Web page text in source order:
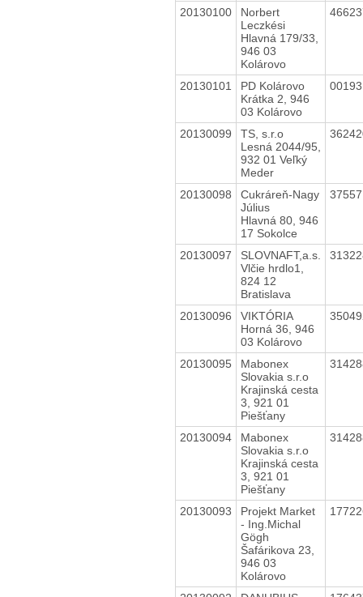
20130100
Norbert
Leczkési
Hlavná 179/33,
946 03
Kolárovo
20130101
PD Kolárovo
Krátka 2, 946
03 Kolárovo
20130099
TS, s.r.o
Lesná 2044/95,
932 01 Veľký
Meder
20130098
Cukráreň-Nagy
Július
Hlavná 80, 946
17 Sokolce
20130097
SLOVNAFT,a.s.
Vlčie hrdlo1,
824 12
Bratislava
20130096
VIKTÓRIA
Horná 36, 946
03 Kolárovo
20130095
Mabonex
Slovakia s.r.o
Krajinská cesta
3, 921 01
Piešťany
20130094
Mabonex
Slovakia s.r.o
Krajinská cesta
3, 921 01
Piešťany
20130093
Projekt Market
- Ing.Michal
Gögh
Šafárikova 23,
946 03
Kolárovo